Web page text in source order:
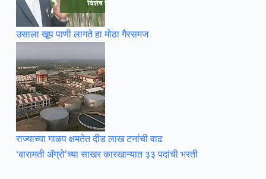
उसाला खूप पाणी लागते हा मोठा गैरसमज
राज्याच्या गाळप क्षमतेत दीड लाख टनांची वाढ
‘बारामती ॲग्रो’च्या साखर कारखान्यात ३३ पदांची भरती